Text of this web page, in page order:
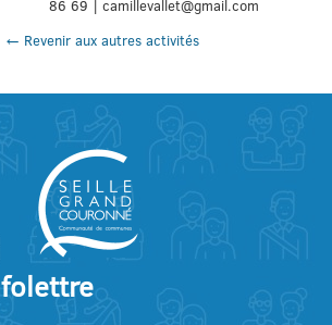
86 69 | camillevallet@gmail.com
← Revenir aux autres activités